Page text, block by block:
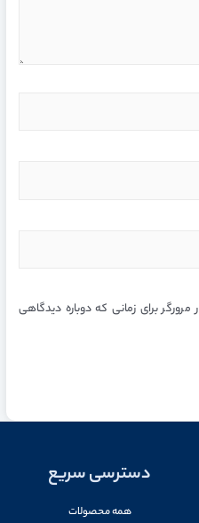
برای زمانی که دوباره دیدگاهی
دسترسی سریع
همه محصولات